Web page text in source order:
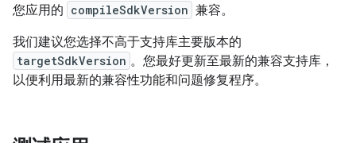
您应用的 compileSdkVersion 兼容。
我们建议您选择不高于支持库主要版本的
targetSdkVersion 。您最好更新至最新的兼容支持库，
以便利用最新的兼容性功能和问题修复程序。